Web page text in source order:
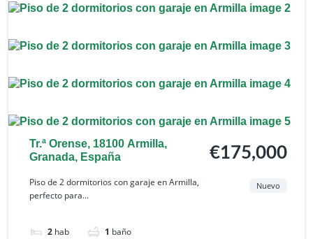
Tr.ª Orense, 18100 Armilla,
Granada, España
Piso de 2 dormitorios con garaje en Armilla,
perfecto para...
2 hab 1 baño
€175,000
Nuevo